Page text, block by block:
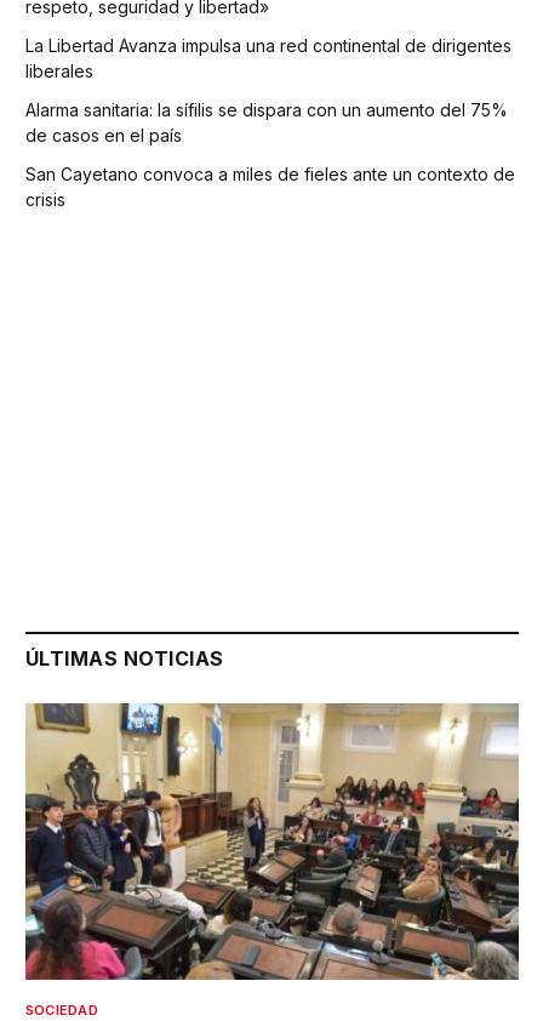
respeto, seguridad y libertad»
La Libertad Avanza impulsa una red continental de dirigentes
liberales
Alarma sanitaria: la sífilis se dispara con un aumento del 75%
de casos en el país
San Cayetano convoca a miles de fieles ante un contexto de
crisis
ÚLTIMAS NOTICIAS
SOCIEDAD